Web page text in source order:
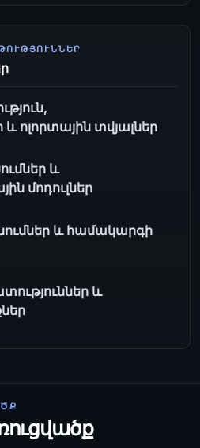
և ոլորտային տվյալներ
և
մոդուլներ
և համակարգի
և